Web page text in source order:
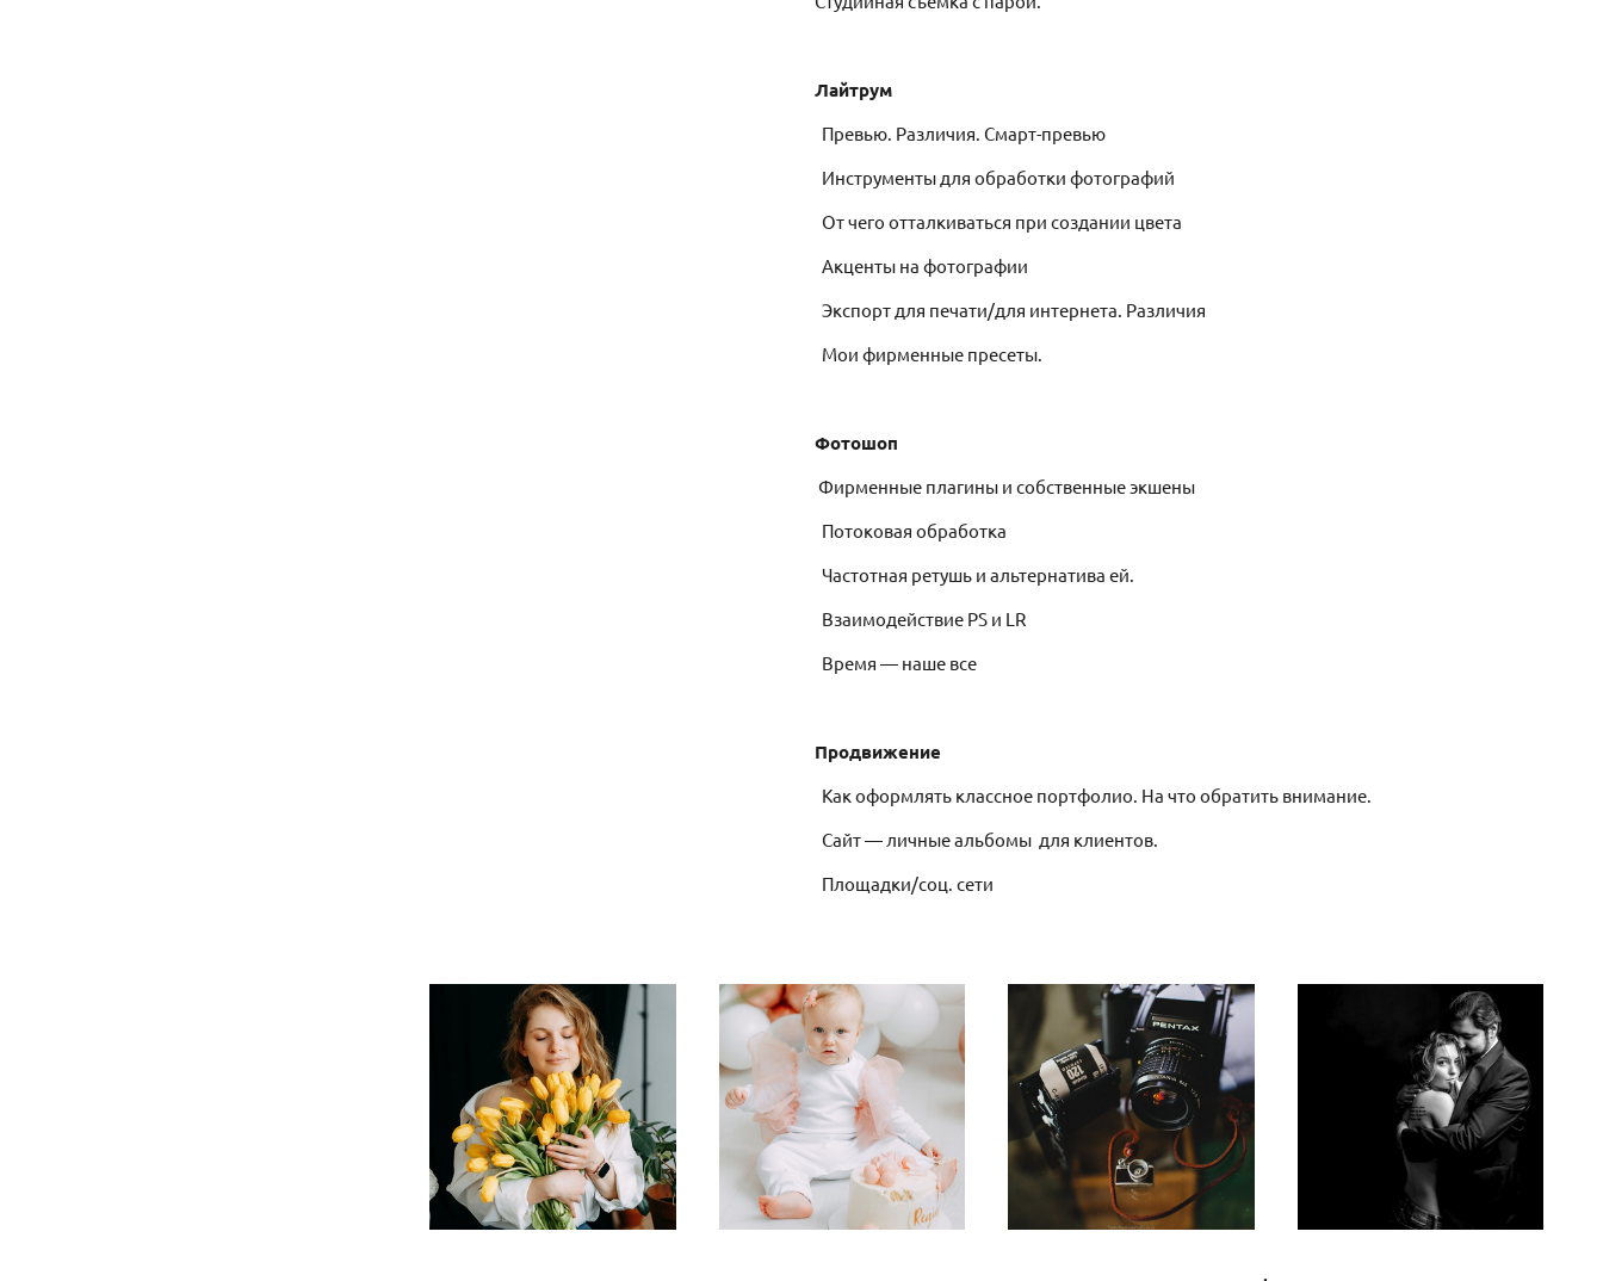
Лайтрум
Превью. Различия. Смарт-превью
Инструменты для обработки фотографий
От чего отталкиваться при создании цвета
Акценты на фотографии
Экспорт для печати/для интернета. Различия
Мои фирменные пресеты.
Фотошоп
Фирменные плагины и собственные экшены
Потоковая обработка
Частотная ретушь и альтернатива ей.
Взаимодействие PS и LR
Время — наше все
Продвижение
Как оформлять классное портфолио. На что обратить внимание.
Сайт — личные альбомы для клиентов.
Площадки/соц. сети